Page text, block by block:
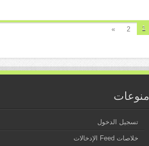
1
2
»
منوعات
تسجيل الدخول
خلاصات Feed الإدخالات